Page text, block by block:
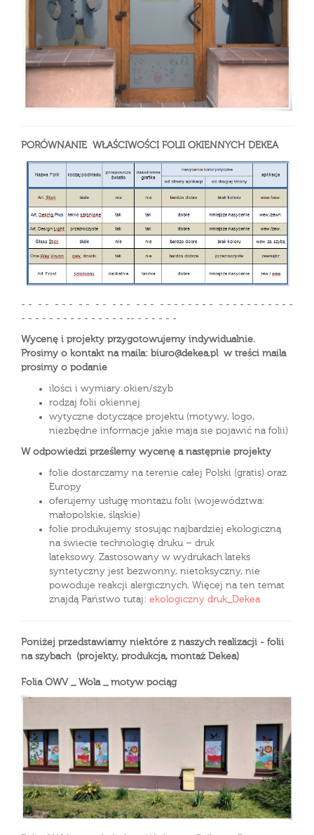
PORÓWNANIE WŁAŚCIWOŚCI FOLII OKIENNYCH DEKEA
- - - - - - - - - - - - - - - - - - - - - - - - - - - - - - - - - - - -
- - - - - - - - - - - - - - - -- - - - - - -
Wycenę i projekty przygotowujemy indywidualnie.
Prosimy o kontakt na maila: biuro@dekea.pl w treści maila
prosimy o podanie
ilości i wymiary okien/szyb
rodzaj folii okiennej
wytyczne dotyczące projektu (motywy, logo,
niezbędne informacje jakie maja sie pojawić na folii)
W odpowiedzi prześlemy wycenę a następnie projekty
folie dostarczamy na terenie całej Polski (gratis) oraz
Europy
oferujemy usługę montażu folii (województwa:
małopolskie, śląskie)
folie produkujemy stosując najbardziej ekologiczną
na świecie technologię druku – druk
lateksowy. Zastosowany w wydrukach lateks
syntetyczny jest bezwonny, nietoksyczny, nie
powoduje reakcji alergicznych. Więcej na ten temat
znajdą Państwo tutaj: ekologiczny druk_Dekea
Poniżej przedstawiamy niektóre z naszych realizacji - folii
na szybach (projekty, produkcja, montaż Dekea)
Folia OWV _ Wola _ motyw pociąg